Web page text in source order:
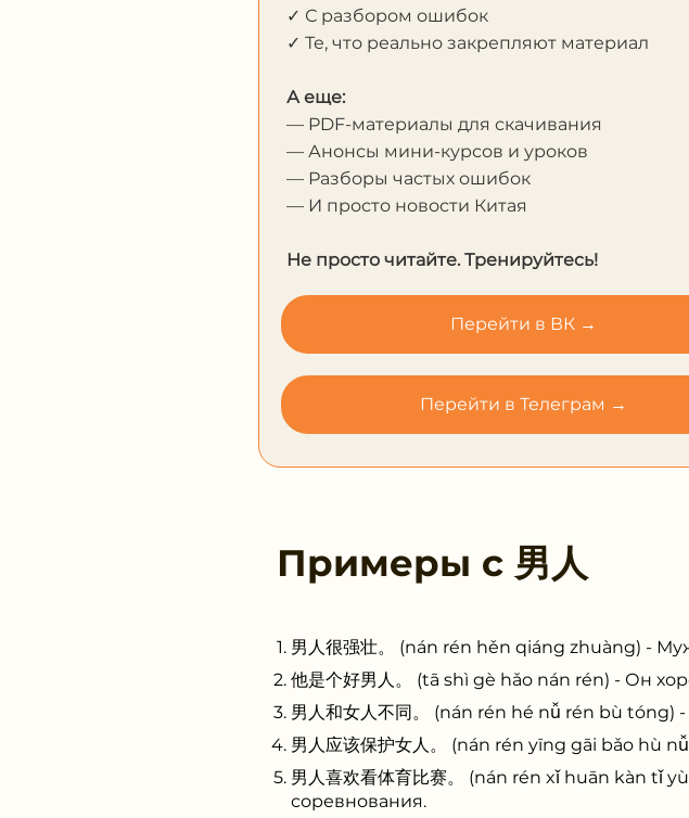
✓ С разбором ошибок
✓ Те, что реально закрепляют материал
А еще:
— PDF-материалы для скачивания
— Анонсы мини-курсов и уроков
— Разборы частых ошибок
— И просто новости Китая
Не просто читайте. Тренируйтесь!
Перейти в ВК →
Перейти в Телеграм →
Примеры с 男人
男人很强壮。 (nán rén hěn qiáng zhuàng) -
他是个好男人。 (tā shì gè hǎo nán rén) - Он
男人和女人不同。 (nán rén hé nǚ rén bù
男人应该保护女人。 (nán rén yīng gāi bǎo
男人喜欢看体育比赛。 (nán rén xǐ huān kàn
соревнования.